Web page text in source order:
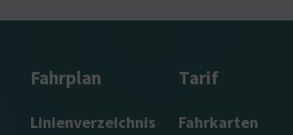
Fahrplan
Linienverzeichnis
Tarif
Fahrkarten